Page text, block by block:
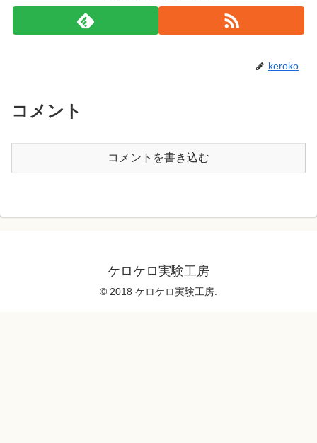
keroko
コメント
コメントを書き込む
ケロケロ実験工房
© 2018 ケロケロ実験工房.